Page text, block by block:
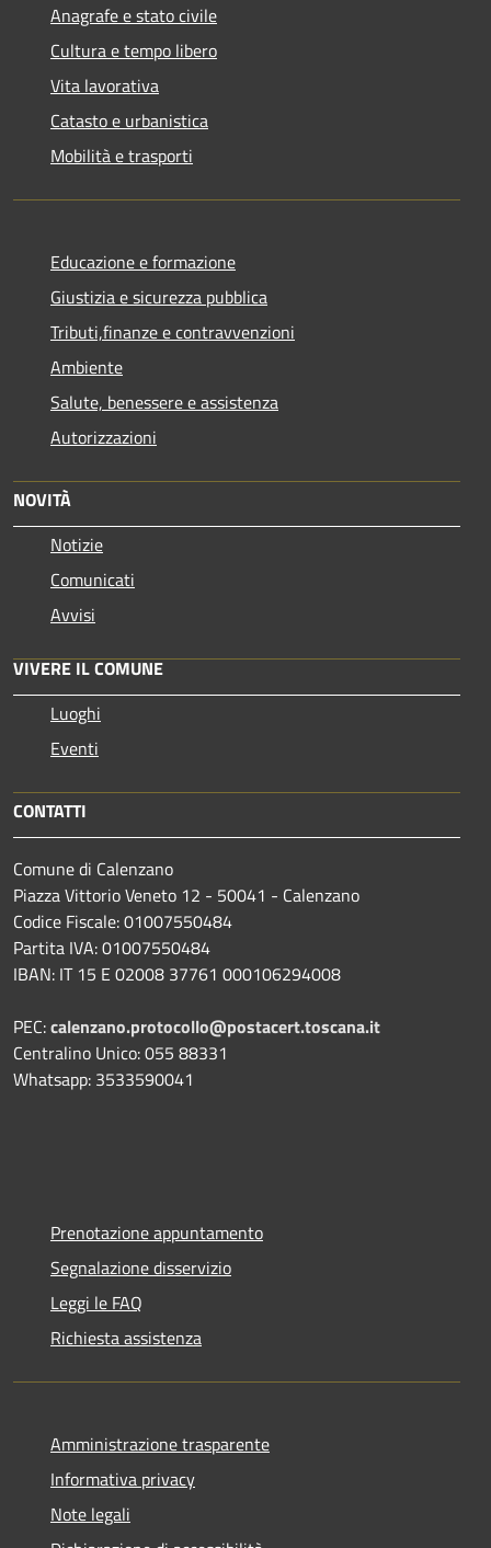
Anagrafe e stato civile
Cultura e tempo libero
Vita lavorativa
Catasto e urbanistica
Mobilità e trasporti
Educazione e formazione
Giustizia e sicurezza pubblica
Tributi,finanze e contravvenzioni
Ambiente
Salute, benessere e assistenza
Autorizzazioni
NOVITÀ
Notizie
Comunicati
Avvisi
VIVERE IL COMUNE
Luoghi
Eventi
CONTATTI
Comune di Calenzano
Piazza Vittorio Veneto 12 - 50041 - Calenzano
Codice Fiscale: 01007550484
Partita IVA: 01007550484
IBAN: IT 15 E 02008 37761 000106294008
PEC:calenzano.protocollo@postacert.toscana.it
Centralino Unico: 055 88331
Whatsapp: 3533590041
Prenotazione appuntamento
Segnalazione disservizio
Leggi le FAQ
Richiesta assistenza
Amministrazione trasparente
Informativa privacy
Note legali